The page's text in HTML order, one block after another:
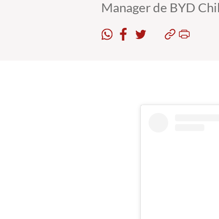
Manager de BYD